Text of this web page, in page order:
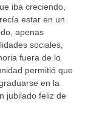
iba creciendo,
estar en un
apenas
sociales,
fuera de lo
permitió que
en la
jubilado feliz de